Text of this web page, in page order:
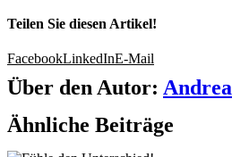
Teilen Sie diesen Artikel!
FacebookLinkedInE-Mail
Über den Autor: Andrea
Ähnliche Beiträge